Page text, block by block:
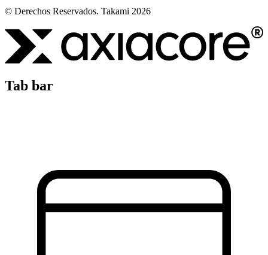
© Derechos Reservados. Takami 2026
Tab bar